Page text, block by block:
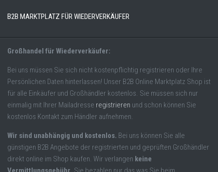
B2B MARKTPLATZ FÜR WIEDERVERKÄUFER
Großhandel für Wiederverkäufer:
Bei uns müssen Sie sich nicht kostenpflichtig registrieren oder Ihre
Persönlichen Daten hinterlassen! Unser B2B Online Marktplatz Shop ist
für alle Einkäufer und Großhändler kostenlos. Sie müssen sich nur
einmalig mit Ihrer Mailadresse registrieren und schon können Sie
kostenlos Kontakt zum Händler aufnehmen.
Wir sind unabhängig und kostenlos. Bei uns können Sie alle
günstigen B2B Angebote der registrierten und geprüften Großhändler
direkt online im Shop kaufen. Wir verlangen keine